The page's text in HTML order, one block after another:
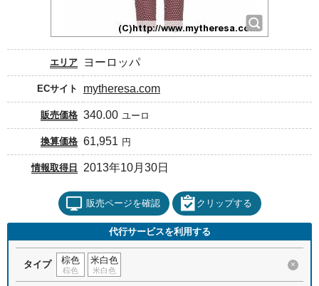
エリア ヨーロッパ
ECサイト mytheresa.com
販売価格 340.00 ユーロ
換算価格 61,951 円
情報取得日 2013年10月30日
販売ページを確認 クリップする
代行サービスを利用する
タイプ 棕色
棕色
米白色
米白色
×